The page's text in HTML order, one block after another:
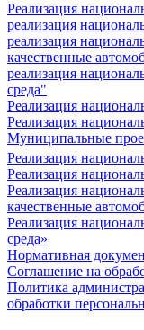
Реализация
реализация
реализация
качественные
реализация
среда"
Реализация
Реализация
Муниципальные
Реализация
Реализация
Реализация
качественные
Реализация
среда»
Нормативная
Соглашение на
Политика
обработки